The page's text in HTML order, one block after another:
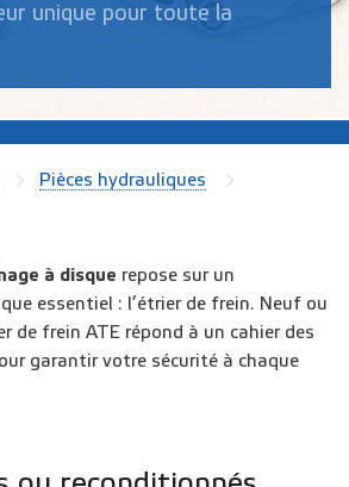
unique pour toute la
Pièces hydrauliques
à disque repose sur un
essentiel : l’étrier de frein. Neuf ou
de frein ATE répond à un cahier des
garantir votre sécurité à chaque